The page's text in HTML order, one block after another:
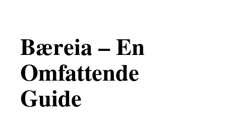
Bæreia – En
Omfattende
Guide